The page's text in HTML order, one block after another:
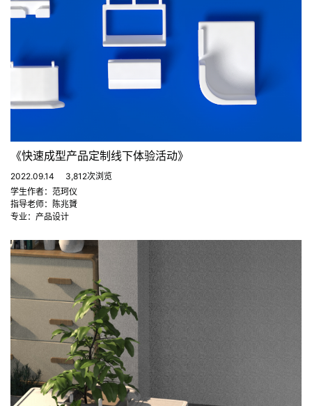
《快速成型产品定制线下体验活动》
2022.09.14
3,812次浏览
学生作者：范珂仪
指导老师：陈兆贇
专业：产品设计